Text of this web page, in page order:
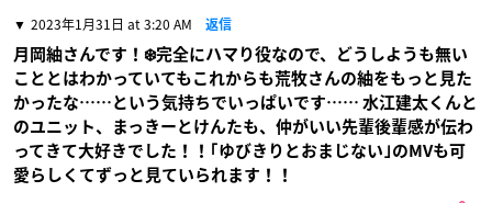
2023年1月31日 at 3:20 AM 返信
月岡紬さんです！❄️完全にハマり役なので、どうしようも無い
こととはわかっていてもこれからも荒牧さんの紬をもっと見た
かったな……という気持ちでいっぱいです…… 水江建太くんと
のユニット、まっきーとけんたも、仲がいい先輩後輩感が伝わ
ってきて大好きでした！！｢ゆびきりとおまじない｣のMVも可
愛らしくてずっと見ていられます！！